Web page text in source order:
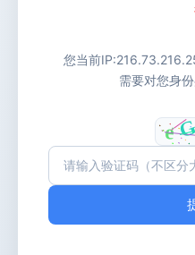
您当前IP:
需要对您身